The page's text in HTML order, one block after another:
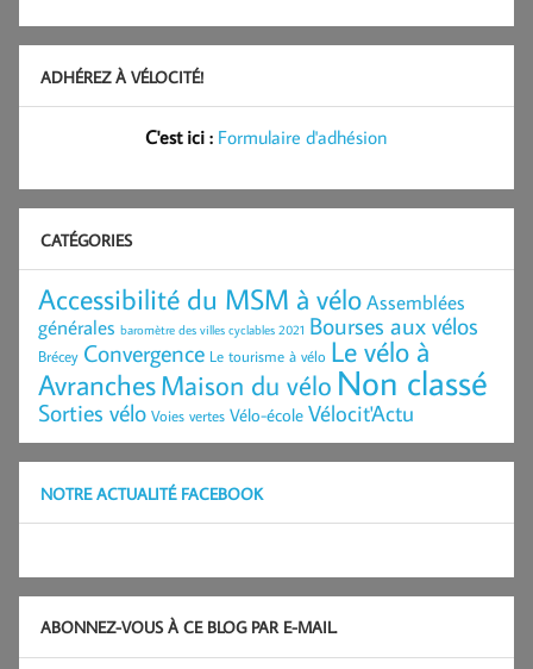
ADHÉREZ À VÉLOCITÉ!
C'est ici : Formulaire d'adhésion
CATÉGORIES
Accessibilité du MSM à véloAssemblées
générales baromètre des villes cyclables 2021 Bourses aux vélos
Brécey Convergence Le tourisme à vélo Le vélo à
AvranchesMaison du vélo Non classé
Sorties vélo Voies vertes Vélo-école Vélocit'Actu
NOTRE ACTUALITÉ FACEBOOK
ABONNEZ-VOUS À CE BLOG PAR E-MAIL.